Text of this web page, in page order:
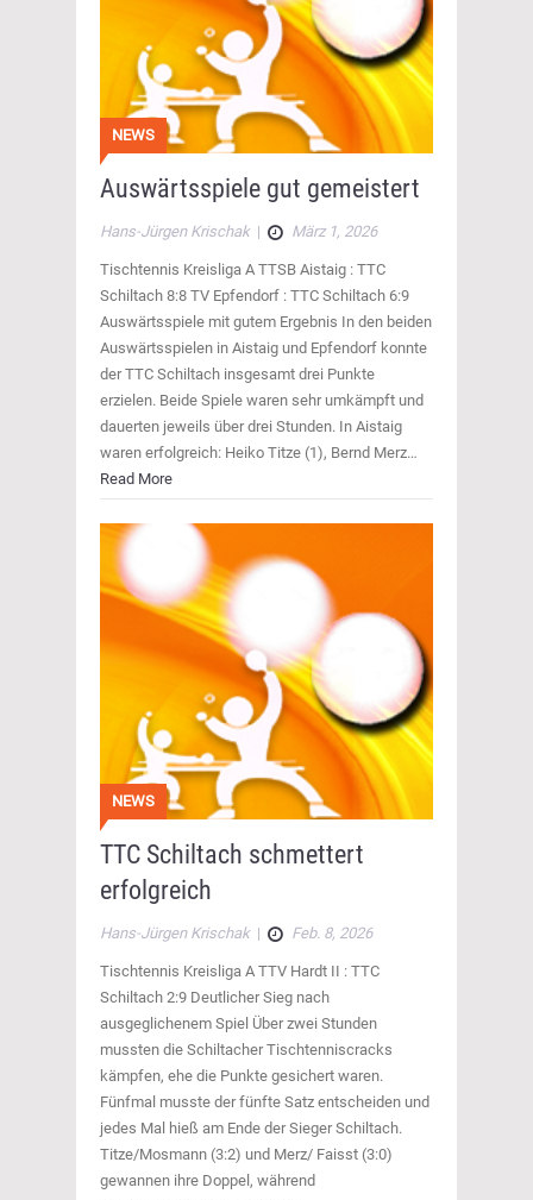
NEWS
Auswärtsspiele gut gemeistert
Hans-Jürgen Krischak| März 1, 2026
Tischtennis Kreisliga A TTSB Aistaig : TTC
Schiltach 8:8 TV Epfendorf : TTC Schiltach 6:9
Auswärtsspiele mit gutem Ergebnis In den beiden
Auswärtsspielen in Aistaig und Epfendorf konnte
der TTC Schiltach insgesamt drei Punkte
erzielen. Beide Spiele waren sehr umkämpft und
dauerten jeweils über drei Stunden. In Aistaig
waren erfolgreich: Heiko Titze (1), Bernd Merz…
Read More
NEWS
TTC Schiltach schmettert
erfolgreich
Hans-Jürgen Krischak| Feb. 8, 2026
Tischtennis Kreisliga A TTV Hardt II : TTC
Schiltach 2:9 Deutlicher Sieg nach
ausgeglichenem Spiel Über zwei Stunden
mussten die Schiltacher Tischtenniscracks
kämpfen, ehe die Punkte gesichert waren.
Fünfmal musste der fünfte Satz entscheiden und
jedes Mal hieß am Ende der Sieger Schiltach.
Titze/Mosmann (3:2) und Merz/ Faisst (3:0)
gewannen ihre Doppel, während